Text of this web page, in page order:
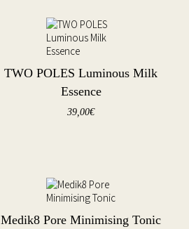
TWO POLES Luminous Milk
Essence
39,00€
Medik8 Pore Minimising Tonic